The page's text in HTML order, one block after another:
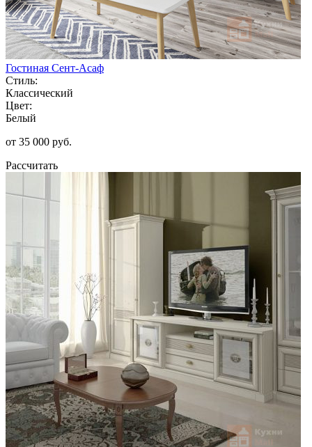
Гостиная Сент-Асаф
Стиль:
Классический
Цвет:
Белый
от 35 000 руб.
Рассчитать